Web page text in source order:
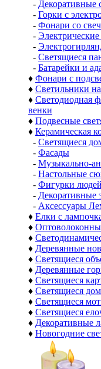
- Декоративные
- Горки с
- Фонари со
-
-
- Светящиеся
- Батарейки и
♦ Фонари с
♦ Светильники
♦ Светодиодная
венки
♦ Подвесные
♦ Керамическая
- Светящиеся
- Фасады
- Музыкально-
- Настольные
- Фигурки
- Декоративные
- Аксессуары
♦ Елки с
♦
♦
♦ Деревянные
♦ Светящиеся
♦ Деревянные
♦ Светящиеся
♦ Светящиеся
♦ Светящиеся
♦ Светящиеся
♦ Декоративные
♦ Новогодние